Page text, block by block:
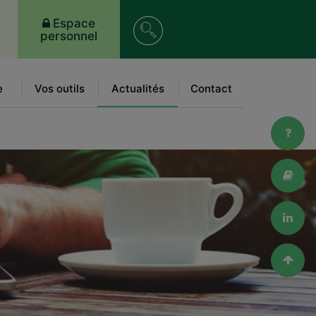
Vos outils Actualités Contact
Espace
personnel
sur
le
FAQ